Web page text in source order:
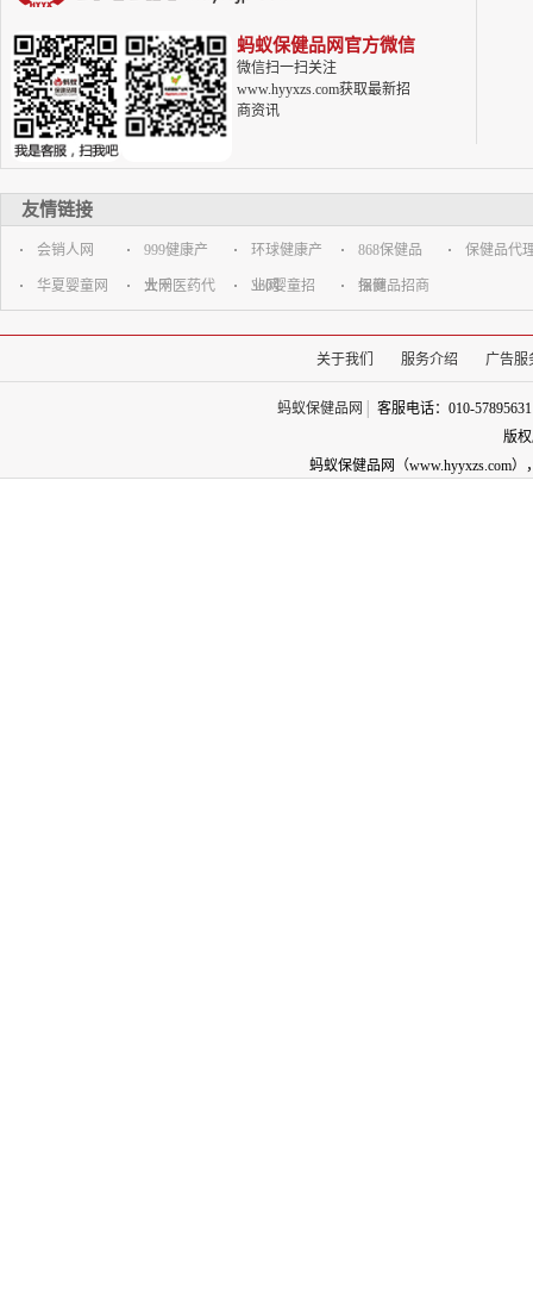
蚂蚁保健品网官方微信
微信扫一扫关注
www.hyyxzs.com获取最新招
商资讯
友情链接
会销人网 999健康产
业网
环球健康产
业网
868保健品
招商
保健品代
华夏婴童网 大千医药代 360婴童招 保健品招商
关于我们 服务介绍 广告服
蚂蚁保健品网
客服电话：010-
版
蚂蚁保健品网（www.hyyxzs.com